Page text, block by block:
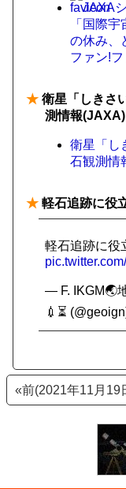
JAXA
「国際
の休み、
ファン!
★ 衛星「しきさ
測情報(JAXA)
衛星「し
石観測情
★ 軽石追跡に役
軽石追跡に役
— F. IKGM🌏
💉⏳
«前(2021年11月19